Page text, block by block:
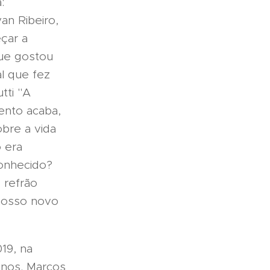
Ribeiro,
a
gostou
que fez
"A
acaba,
a vida
era
refrão
novo
na
Marcos